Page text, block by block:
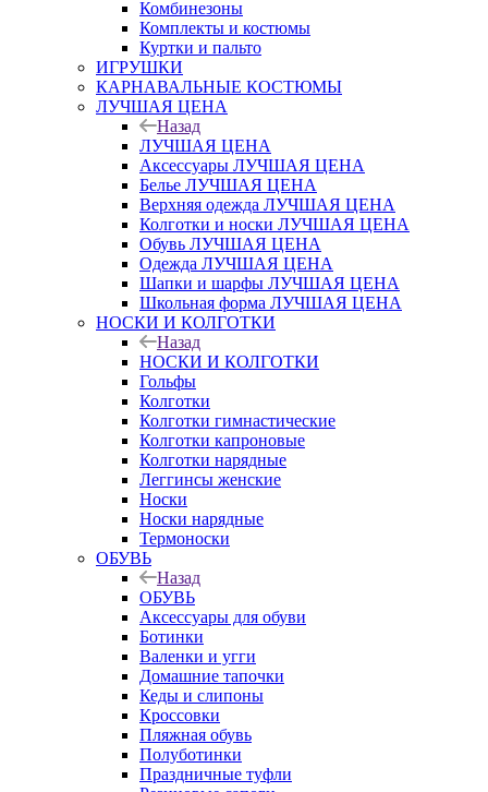
Комбинезоны
Комплекты и костюмы
Куртки и пальто
ИГРУШКИ
КАРНАВАЛЬНЫЕ КОСТЮМЫ
ЛУЧШАЯ ЦЕНА
Назад
ЛУЧШАЯ ЦЕНА
Аксессуары ЛУЧШАЯ ЦЕНА
Белье ЛУЧШАЯ ЦЕНА
Верхняя одежда ЛУЧШАЯ ЦЕНА
Колготки и носки ЛУЧШАЯ ЦЕНА
Обувь ЛУЧШАЯ ЦЕНА
Одежда ЛУЧШАЯ ЦЕНА
Шапки и шарфы ЛУЧШАЯ ЦЕНА
Школьная форма ЛУЧШАЯ ЦЕНА
НОСКИ И КОЛГОТКИ
Назад
НОСКИ И КОЛГОТКИ
Гольфы
Колготки
Колготки гимнастические
Колготки капроновые
Колготки нарядные
Леггинсы женские
Носки
Носки нарядные
Термоноски
ОБУВЬ
Назад
ОБУВЬ
Аксессуары для обуви
Ботинки
Валенки и угги
Домашние тапочки
Кеды и слипоны
Кроссовки
Пляжная обувь
Полуботинки
Праздничные туфли